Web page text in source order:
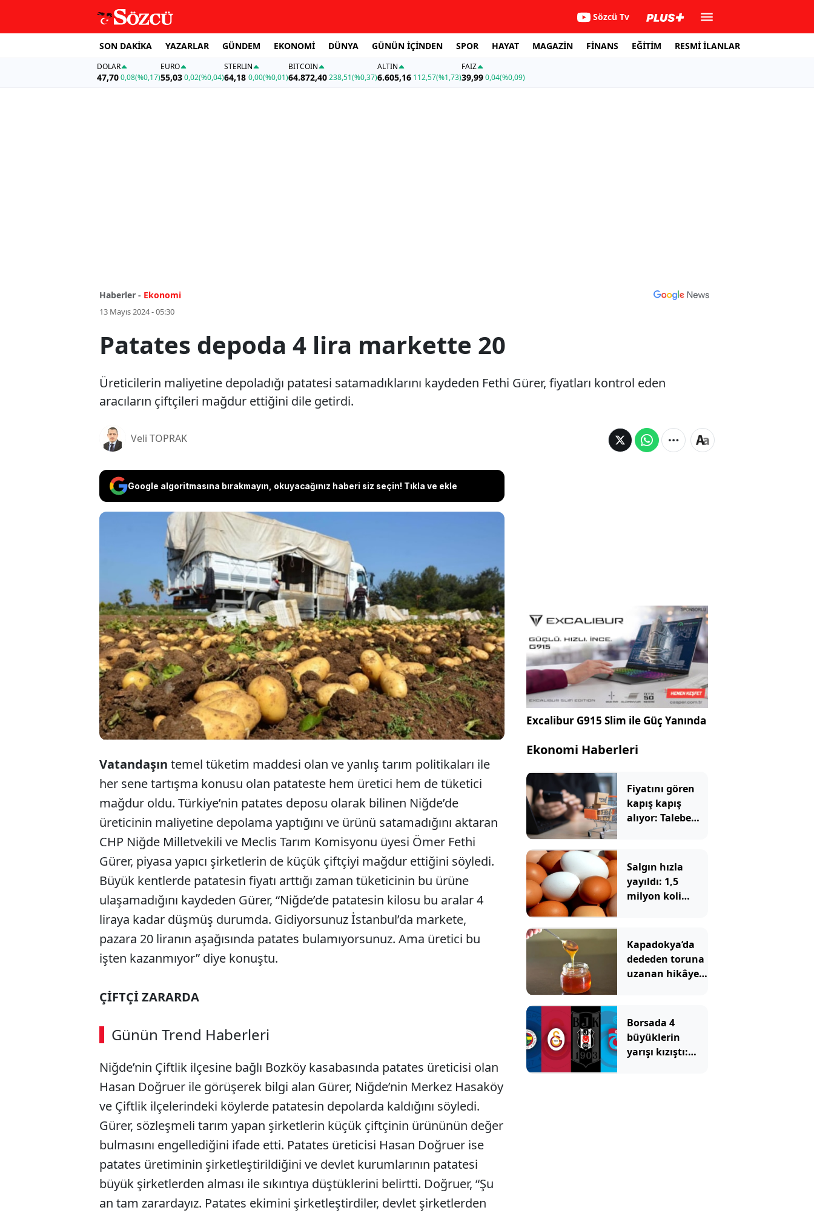
Sözcü Tv
SON DAKİKA YAZARLAR GÜNDEM EKONOMİ DÜNYA GÜNÜN İÇİNDEN SPOR HAYAT MAGAZİN FİNANS EĞİTİM RESMİ İLANLAR
DOLAR
47,700,08(%0,17)
EURO
55,03 0,02(%0,04)
STERLIN
64,18 0,00(%0,01)
BITCOIN
64.872,40238,51(%0,37)
ALTIN
6.605,16 112,57(%1,73)
FAİZ
39,990,04(%0,09)
Haberler - Ekonomi
13 Mayıs 2024 - 05:30
Patates depoda 4 lira markette 20
Üreticilerin maliyetine depoladığı patatesi satamadıklarını kaydeden Fethi Gürer, fiyatları kontrol eden
aracıların çiftçileri mağdur ettiğini dile getirdi.
Veli TOPRAK
Google algoritmasına bırakmayın, okuyacağınız haberi siz seçin! Tıkla ve ekle
Üreticilerin maliyetine depoladığı patatesi
satamadıklarını kaydeden Fethi Gürer, fiyatları kontrol
eden aracıların çiftçileri mağdur ettiğini dile getirdi.
Vatandaşın temel tüketim maddesi olan ve yanlış tarım politikaları ile
her sene tartışma konusu olan patateste hem üretici hem de tüketici
mağdur oldu. Türkiye’nin patates deposu olarak bilinen Niğde’de
üreticinin maliyetine depolama yaptığını ve ürünü satamadığını aktaran
CHP Niğde Milletvekili ve Meclis Tarım Komisyonu üyesi Ömer Fethi
Gürer, piyasa yapıcı şirketlerin de küçük çiftçiyi mağdur ettiğini söyledi.
Büyük kentlerde patatesin fiyatı arttığı zaman tüketicinin bu ürüne
ulaşamadığını kaydeden Gürer, “Niğde’de patatesin kilosu bu aralar 4
liraya kadar düşmüş durumda. Gidiyorsunuz İstanbul’da markete,
pazara 20 liranın aşağısında patates bulamıyorsunuz. Ama üretici bu
işten kazanmıyor” diye konuştu.
ÇİFTÇİ ZARARDA
Günün Trend Haberleri
00:03 / 02:14
Sesi Aç
Niğde’nin Çiftlik ilçesine bağlı Bozköy kasabasında patates üreticisi olan
Hasan Doğruer ile görüşerek bilgi alan Gürer, Niğde’nin Merkez Hasaköy
ve Çiftlik ilçelerindeki köylerde patatesin depolarda kaldığını söyledi.
Gürer, sözleşmeli tarım yapan şirketlerin küçük çiftçinin ürününün değer
bulmasını engellediğini ifade etti. Patates üreticisi Hasan Doğruer ise
patates üretiminin şirketleştirildiğini ve devlet kurumlarının patatesi
büyük şirketlerden alması ile sıkıntıya düştüklerini belirtti. Doğruer, “Şu
an tam zarardayız. Patates ekimini şirketleştirdiler, devlet şirketlerden
Excalibur G915 Slim ile Güç Yanında
Ekonomi Haberleri
Fiyatını gören
kapış kapış
alıyor: Talebe
Salgın hızla
yayıldı: 1,5
milyon koli
Kapadokya’da
dededen toruna
uzanan hikâye:
Borsada 4
büyüklerin
yarışı kızıştı: